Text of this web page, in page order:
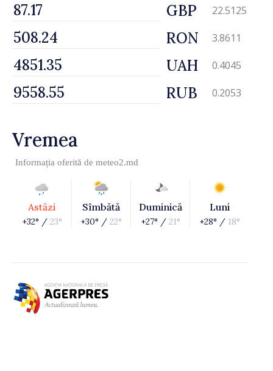
GBP 22.5125
RON 3.8611
UAH 0.4045
RUB 0.2053
Vremea
Informația oferită de meteo2.md
Astăzi
+32° / 23°
Sîmbătă
+30° / 22°
Duminică
+27° / 21°
Luni
+28° / 18°